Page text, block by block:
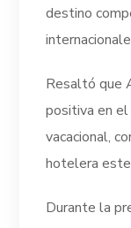
destino
Resaltó que
positiva en
vacacional,
hotelera
Durante la